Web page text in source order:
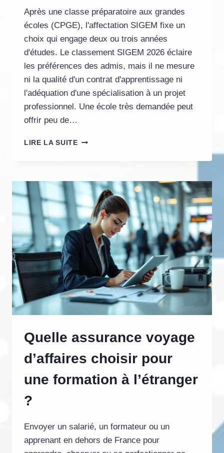
Après une classe préparatoire aux grandes
écoles (CPGE), l'affectation SIGEM fixe un
choix qui engage deux ou trois années
d'études. Le classement SIGEM 2026 éclaire
les préférences des admis, mais il ne mesure
ni la qualité d'un contrat d'apprentissage ni
l'adéquation d'une spécialisation à un projet
professionnel. Une école très demandée peut
offrir peu de…
LIRE LA SUITEQUELLE
SIGEM
2026
CHOISIR
POUR
UNE
FORMATION
ALTERNANCE
Quelle assurance voyage
d’affaires choisir pour
une formation à l’étranger
?
Envoyer un salarié, un formateur ou un
apprenant en dehors de France pour